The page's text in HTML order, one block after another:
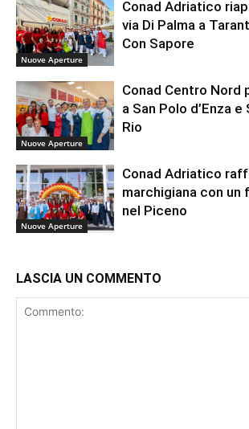
Nuove Aperture
Conad Adriatico
via Di Palma a
Con Sapore
Nuove Aperture
Conad Centro Nord
a San Polo d’Enza
Rio
Nuove Aperture
Conad Adriatico
marchigiana con un
nel Piceno
LASCIA UN COMMENTO